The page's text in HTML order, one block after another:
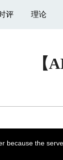
评 理论
【
because the